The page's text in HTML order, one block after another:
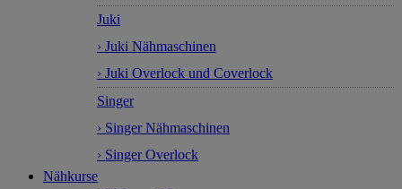
Juki
› Juki Nähmaschinen
› Juki Overlock und Coverlock
Singer
› Singer Nähmaschinen
› Singer Overlock
Nähkurse